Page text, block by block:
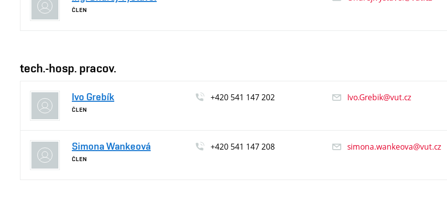
ČLEN
tech.-hosp. pracov.
Ivo Grebík
ČLEN
+420541 147202 Ivo.Grebik@vut.cz
Simona Wankeová
ČLEN
+420541 147208 simona.wankeova@vut.cz